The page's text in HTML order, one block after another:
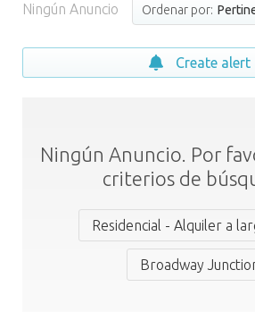
Ningún Anuncio Ordenar por:
Create alert
Ningún Anuncio. Por
criterios de
Residencial - Alquiler a
Broadway